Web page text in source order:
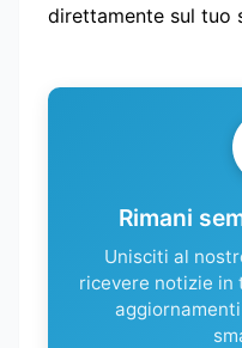
direttamente sul tuo
Rimani
Unisciti al
ricevere notizie in